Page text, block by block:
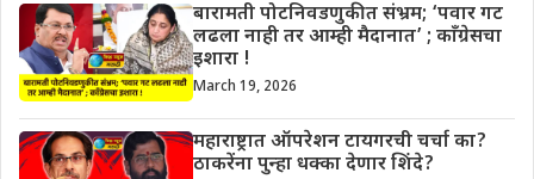
बारामती पोटनिवडणुकीत संभ्रम; ‘पवार गट
लढला नाही तर आम्ही मैदानात’ ; काँग्रेसचा
इशारा !
March 19, 2026
महाराष्ट्रात ऑपरेशन टायगरची चर्चा का?
ठाकरेंना पुन्हा धक्का देणार शिंदे?